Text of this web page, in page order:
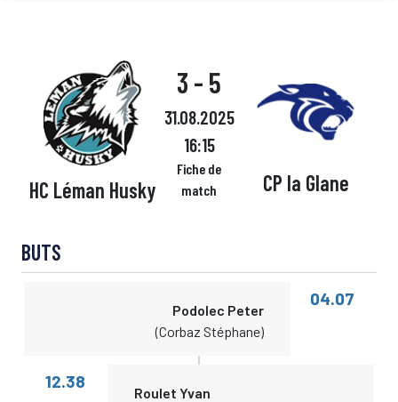
HC Léman Husky
3 - 5
31.08.2025
16:15
Fiche de
match
CP la Glane
BUTS
Podolec Peter
(Corbaz Stéphane)
04.07
12.38
Roulet Yvan